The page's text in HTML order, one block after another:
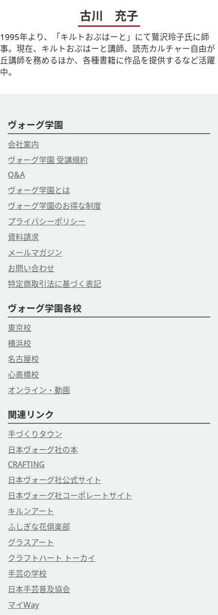
古川 充子
1995年より、「キルトおぶはーと」にて鷲沢玲子氏に師
事。現在、キルトおぶはーと講師、読売カルチャー自由が
丘講師を務めるほか、各種書籍に作品を提供するなど活躍
中。
ヴォーグ学園
会社案内
ヴォーグ学園 受講規約
Q&A
ヴォーグ学園とは
ヴォーグ学園のお得な制度
プライバシーポリシー
資料請求
メールマガジン
お問い合わせ
特定商取引法に基づく表記
ヴォーグ学園各校
東京校
横浜校
名古屋校
心斎橋校
オンライン・動画
関連リンク
手づくりタウン
日本ヴォーグ社の本
CRAFTING
日本ヴォーグ社公式サイト
日本ヴォーグ社コーポレートサイト
キルンアート
ふしぎな花倶楽部
グラスアート
クラフトハート トーカイ
手芸の学校
日本手芸普及協会
マイWay